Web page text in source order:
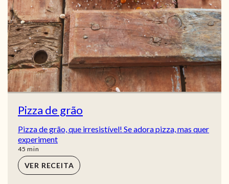
Pizza de grão
Pizza de grão, que irresistível! Se adora pizza, mas quer
experiment
45 min
min
VER RECEITA